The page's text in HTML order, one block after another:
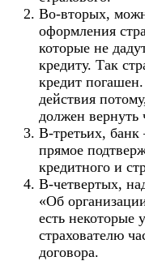
Во-вторых,
оформления
которые не
кредиту. Так
кредит
действия
должен вернуть
В-третьих, банк
прямое
кредитного и
В-четвертых,
«Об
есть некоторые
страхователю
договора.